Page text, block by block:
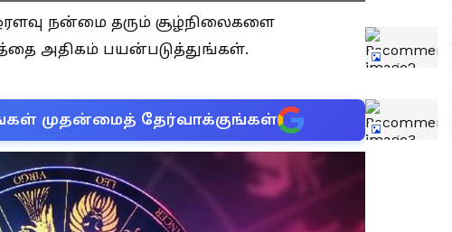
நன்மை தரும் சூழ்நிலைகளை
அதிகம் பயன்படுத்துங்கள்.
முதன்மைத் தேர்வாக்குங்கள்